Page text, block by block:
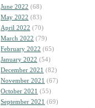
June 2022 (68)
May 2022 (83)
April 2022 (70)
March 2022 (79)
February 2022 (65)
January 2022 (54)
December 2021 (82)
November 2021 (67)
October 2021 (55)
September 2021 (69)